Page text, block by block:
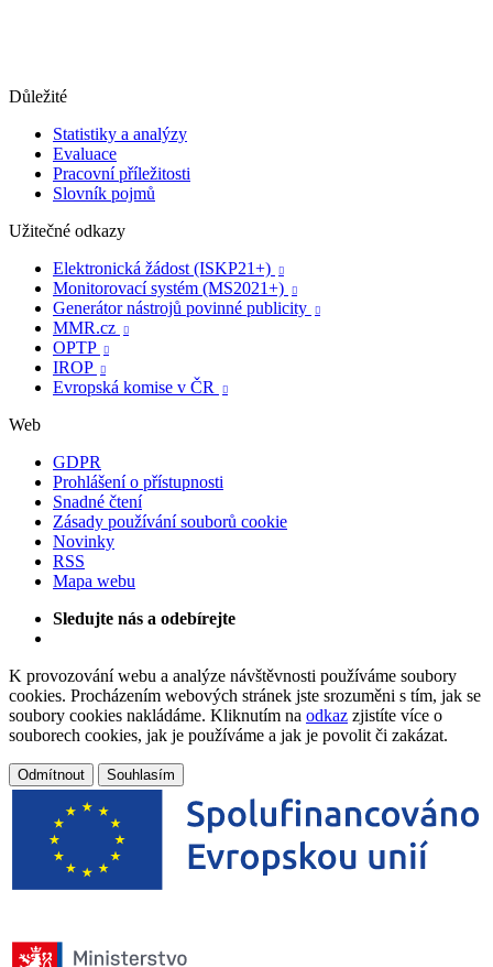
Důležité
Statistiky a analýzy
Evaluace
Pracovní příležitosti
Slovník pojmů
Užitečné odkazy
Elektronická žádost (ISKP21+)

Monitorovací systém (MS2021+) 
Generátor nástrojů povinné publicity 
MMR.cz 
OPTP 
IROP 
Evropská komise v ČR 
Web
GDPR
Prohlášení o přístupnosti
Snadné čtení
Zásady používání souborů cookie
Novinky
RSS
Mapa webu
Sledujte nás a odebírejte
K provozování webu a analýze návštěvnosti používáme soubory
cookies. Procházením webových stránek jste srozuměni s tím, jak se
soubory cookies nakládáme. Kliknutím na odkaz zjistíte více o
souborech cookies, jak je používáme a jak je povolit či zakázat.
Odmítnout Souhlasím